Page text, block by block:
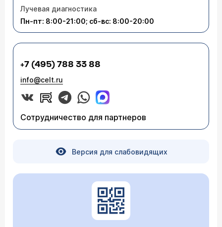
Лучевая диагностика
Пн-пт: 8:00-21:00; сб-вс: 8:00-20:00
+7 (495) 788 33 88
info@celt.ru
Сотрудничество для партнеров
Версия для слабовидящих